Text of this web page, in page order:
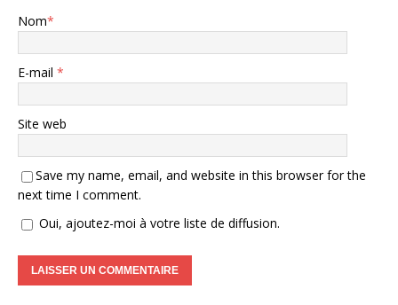
Nom*
E-mail *
Site web
Save my name, email, and website in this browser for the
next time I comment.
Oui, ajoutez-moi à votre liste de diffusion.